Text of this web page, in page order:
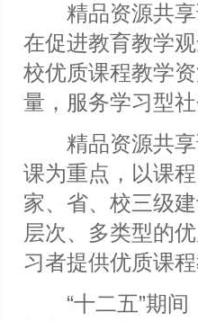
精品资源共享
在促进教育教学
校优质课程教学
量，服务学习型
精品资源共享
课为重点，以课
家、省、校三级
层次、多类型的
习者提供优质课
“十二五”期间